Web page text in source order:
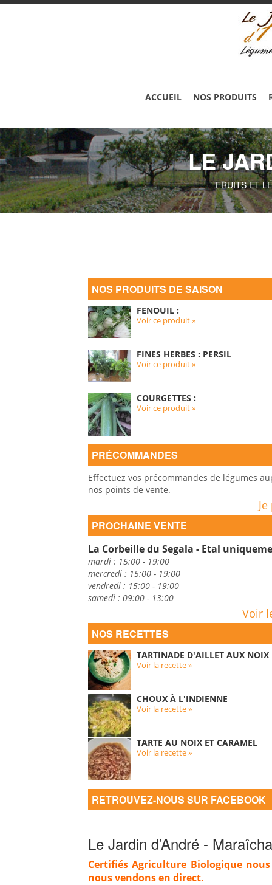
ACCUEIL NOS PRODUITS
LE
FRUITS ET
NOS PRODUITS DE SAISON
FENOUIL :
Voir ce produit »
FINES HERBES : PERSIL
Voir ce produit »
COURGETTES :
Voir ce produit »
PRÉCOMMANDES
Effectuez vos précommandes de légumes
nos points de vente.
PROCHAINE VENTE
La Corbeille du Segala - Etal
mardi : 15:00 - 19:00
mercredi : 15:00 - 19:00
vendredi : 15:00 - 19:00
samedi : 09:00 - 13:00
Voir
NOS RECETTES
TARTINADE D'AILLET AUX NOIX
Voir la recette »
CHOUX À L'INDIENNE
Voir la recette »
TARTE AU NOIX ET CARAMEL
Voir la recette »
RETROUVEZ-NOUS SUR FACEBOOK
Le Jardin d’André -
Certifiés Agriculture Biologique
nous vendons en direct.